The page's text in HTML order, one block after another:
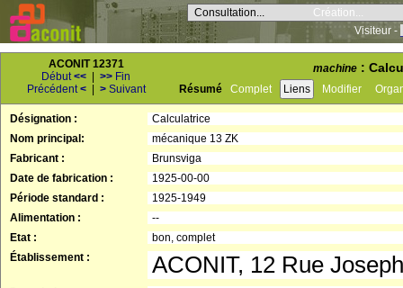
Consultation...
Création...
Visiteur -
ACONIT 12371
Début<< >> Fin
Précédent< > Suivant
machine :
Résumé Complet Liens Modifier
Désignation :
Calculatrice
Nom principal:
mécanique 13 ZK
Fabricant :
Brunsviga
Date de fabrication :
1925-00-00
Période standard :
1925-1949
Alimentation :
--
Etat :
bon, complet
Établissement :
ACONIT, 12 Rue